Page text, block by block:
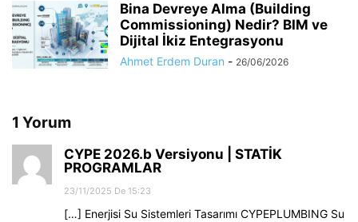
Bina Devreye Alma (Building
Commissioning) Nedir? BIM ve
Dijital İkiz Entegrasyonu
Ahmet Erdem Duran - 26/06/2026
1 Yorum
CYPE 2026.b Versiyonu | STATİK
PROGRAMLAR
23/11/2025 De 15:23
[…] Enerjisi Su Sistemleri Tasarımı CYPEPLUMBING Su